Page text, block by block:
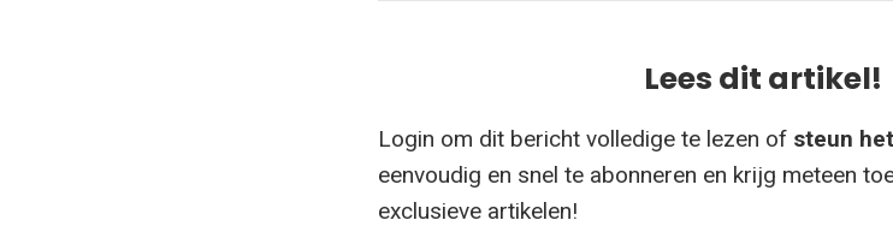
Lees dit artikel!
Login om dit bericht volledige te lezen of steun
eenvoudig en snel te abonneren en krijg meteen
exclusieve artikelen!